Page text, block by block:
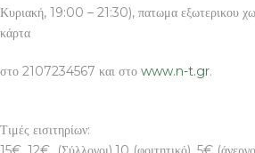
Κυριακή, 19:00 – 21:30), πατωμα εξωτερικου
κάρτα
στο 2107234567 και στο www.n-t.gr.
Τιμές εισιτηρίων: